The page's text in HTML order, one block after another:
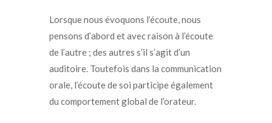
Lorsque nous évoquons l’écoute, nous
pensons d’abord et avec raison à l’écoute
de l’autre ; des autres s’il s’agit d’un
auditoire. Toutefois dans la communication
orale, l’écoute de soi participe également
du comportement global de l’orateur.